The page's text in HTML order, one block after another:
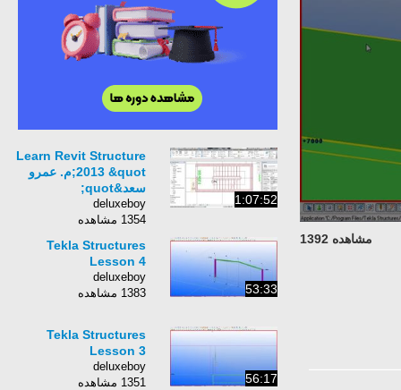
مشاهده 1392
1:07:52
Learn Revit Structure
2013 &quot;م. عمرو
سعد&quot;
deluxeboy
1354 مشاهده
53:33
Tekla Structures
Lesson 4
deluxeboy
1383 مشاهده
56:17
Tekla Structures
Lesson 3
deluxeboy
1351 مشاهده